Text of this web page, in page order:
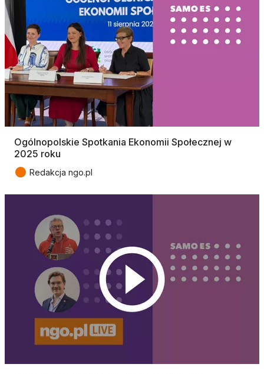
Ogólnopolskie Spotkania Ekonomii Społecznej w
2025 roku
● Redakcja ngo.pl